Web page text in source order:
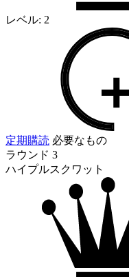
レベル: 2
定期購読 必要なもの
ラウンド 3
ハイプルスクワット